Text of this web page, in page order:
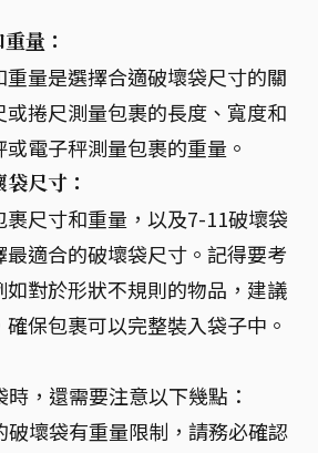
量：
量是選擇合適破壞袋尺寸的關
捲尺測量包裹的長度、寬度和
電子秤測量包裹的重量。
尺寸：
尺寸和重量，以及7-11破壞袋
適合的破壞袋尺寸。記得要考
對於形狀不規則的物品，建議
保包裹可以完整裝入袋子中。
，還需要注意以下幾點：
破壞袋有重量限制，請務必確認